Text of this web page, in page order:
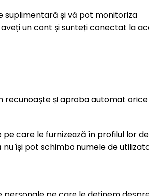
și vă pot monitoriza
un cont și sunteți conectat la
recunoaște și aproba automat orice
care le furnizează în profilul lor
își pot schimba numele de